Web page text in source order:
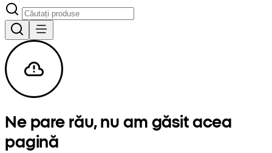
Ne pare rău, nu am găsit acea
pagină